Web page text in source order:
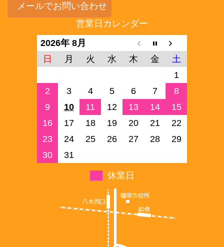
メールでお問い合わせ
営業日カレンダー
2026年 8月
日
月 火 水 木 金
土
1
2
3 4 5 6 7
8
9
10 11 12 13 14
15
16
17 18 19 20 21
22
23
24 25 26 27 28
29
30
31
休業日